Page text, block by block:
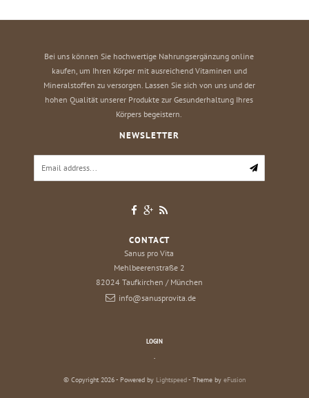
Bei uns können Sie hochwertige Nahrungsergänzung online
kaufen, um Ihren Körper mit ausreichend Vitaminen und
Mineralstoffen zu versorgen. Lassen Sie sich von uns und der
hohen Qualität unserer Produkte zur Gesunderhaltung Ihres
Körpers begeistern.
NEWSLETTER
CONTACT
Sanus pro Vita
Mehlbeerenstraße 2
82024 Taufkirchen / München
info@sanusprovita.de
LOGIN
© Copyright 2026 - Powered by Lightspeed- Theme by eFusion